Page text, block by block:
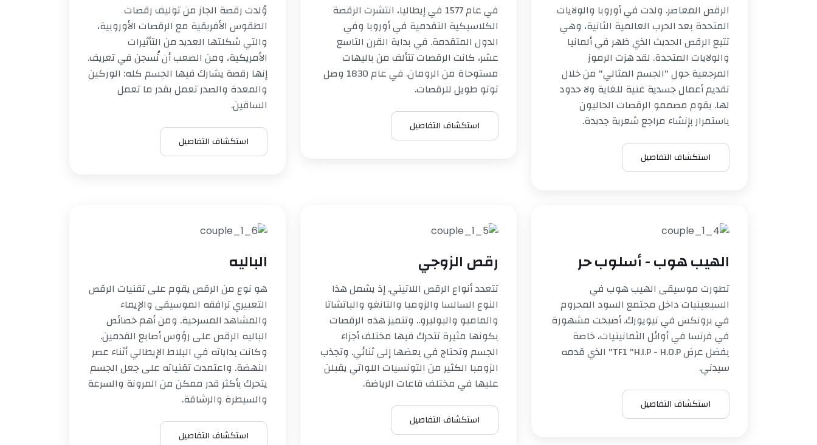
الرقص المعاصر. ولدت في أوروبا والولايات
المتحدة بعد الحرب العالمية الثانية، وهي
تتبع الرقص الحديث الذي ظهر في ألمانيا
والولايات المتحدة. لقد هزت الرموز
المرجعية حول "الجسم المثالي" من خلال
تقديم أعمال جسدية غنية للغاية ولا حدود
لها. يقوم مصممو الرقصات الحاليون
باستمرار بإنشاء مراجع شعرية جديدة.
استكشاف التفاصيل
في عام 1577 في إيطاليا، انتشرت الرقصة
الكلاسيكية التقدمية في أوروبا وفي
الدول المتقدمة. في بداية القرن التاسع
عشر، كانت الرقصات تتألف من باليهات
مستوحاة من الرومان. في عام 1830 وصل
توتو طويل للرقصات.
استكشاف التفاصيل
وُلدت رقصة الجاز من توليف رقصات
الطقوس الأفريقية مع الرقصات الأوروبية،
والتي شكلتها العديد من التأثيرات
الأمريكية، ومن الصعب أن تُسجن في تعريف.
إنها رقصة يشارك فيها الجسم كله: الوركين
والمعدة والصدر تعمل بقدر ما تعمل
الساقين.
استكشاف التفاصيل
الهيب هوب - أسلوب حر
تطورت موسيقى الهيب هوب في
السبعينيات داخل مجتمع السود المحروم
في برونكس في نيويورك. أصبحت مشهورة
في فرنسا في أوائل الثمانينيات، خاصة
بفضل عرض TF1 "H.I.P - H.O.P" الذي قدمه
سيدني.
استكشاف التفاصيل
رقص الزوجي
تتعدد أنواع الرقص اللاتيني. إذ يشمل هذا
النوع السالسا والزومبا والتانغو والباتشاتا
والمامبو والبوليرو.. وتتميز هذه الرقصات
بكونها مثيرة تتحرك فيها مختلف أجزاء
الجسم وتحتاج في بعضها إلى ثنائي. وتجذب
الزومبا الكثير من التونسيات اللواتي يقبلن
عليها في مختلف قاعات الرياضة.
استكشاف التفاصيل
الباليه
هو نوع من الرقص يقوم على تقنيات الرقص
التعبيري ترافقه الموسيقى والإيماء
والمشاهد المسرحية. ومن أهم خصائص
الباليه الرقص على رؤوس أصابع القدمين.
وكانت بداياته في البلاط الإيطالي أثناء عصر
النهضة. واعتمدت تقنياته على جعل الجسم
يتحرك بأكثر قدر ممكن من المرونة والسرعة
والسيطرة والرشاقة.
استكشاف التفاصيل